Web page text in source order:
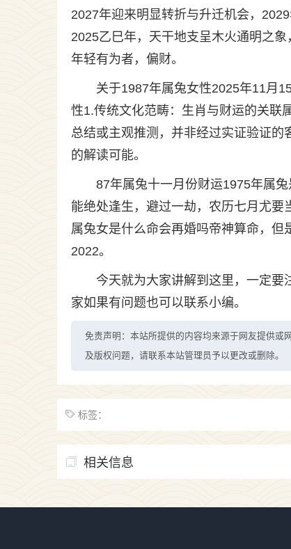
2027年迎来明显转折与升迁机会，
2025乙巳年，天干地支呈木火通明之
年轻有为者，偏财。
关于1987年属兔女性2025年11月
性1.传统文化范畴：生肖与财运的关联
总结或主观推测，并非经过实证验证
的解读可能。
87年属兔十一月份财运1975年属
能绝处逢生，避过一劫，农历七月尤
属兔女是什么命会再婚吗帝神算命，
2022。
今天就为大家讲解到这里，一定要
家如果有问题也可以联系小编。
免责声明：本站所提供的内容均来源于网友提供或
及版权问题，请联系本站管理员予以更改或删除。
标签：
相关信息